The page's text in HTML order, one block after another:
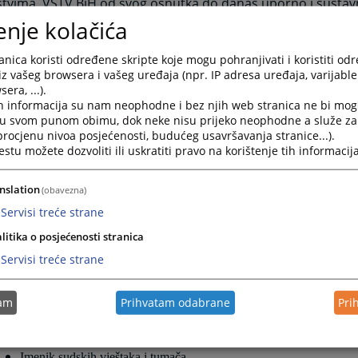
i unaprjeđenju pravosudnog informacijskog sustava, čime
primjena informacijskih tehnologija u svakodnevnom
širom Bosne i Hercegovine.
u pravosuđu prvenstveno je motiviran
i osiguranjem jednakog pristupa pravdi za sve
osiguravanja pravovremenih i adekvatnih informacija
VSTV BiH je 2007. godine pokrenuo proces razvoja
Bosne i Hercegovine. Kako bi portal pravosuđa i web-
institucija približili i prilagodili potrebama građana i
proteklih godina razvijen je niz funkcionalnosti
Interaktivna mapa o radu sudova u BiH
"E-sud" - Mobilna aplikacija za pristup sudskim predmetima
Raspored suđenja
Kalkulator sudskih pristojbi
Kalkulator troškova sudskih postupaka
kolačića
koristi određene skripte koje mogu pohranjivati i koristiti
vašeg browsera i vašeg uređaja (npr. IP adresa uređaja,
...).
informacija su nam neophodne i bez njih web stranica ne bi
svom punom obimu, dok neke nisu prijeko neophodne a služe
nivoa posjećenosti, budućeg usavršavanja stranice...).
možete dozvoliti ili uskratiti pravo na korištenje tih
(obavezna)
Servisi treće strane
o posjećenosti stranica
Servisi treće strane
Prihvatam odabrane